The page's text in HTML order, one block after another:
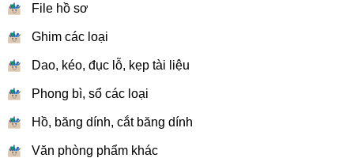
File hồ sơ
Ghim các loại
Dao, kéo, đục lỗ, kẹp tài liệu
Phong bì, sổ các loại
Hồ, băng dính, cắt băng dính
Văn phòng phẩm khác